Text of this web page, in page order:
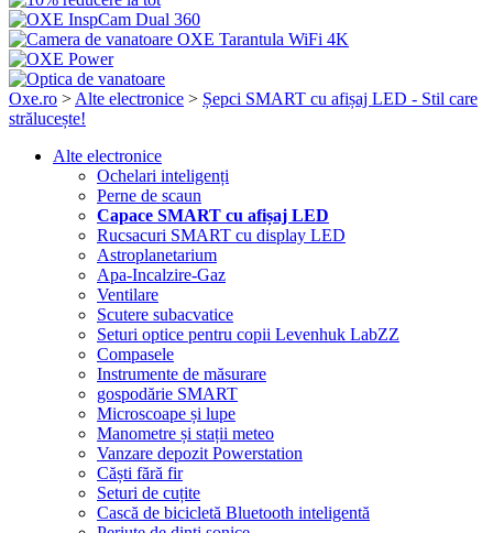
Oxe.ro > Alte electronice > Șepci SMART cu afișaj LED - Stil care
strălucește!
Alte electronice
Ochelari inteligenți
Perne de scaun
Capace SMART cu afișaj LED
Rucsacuri SMART cu display LED
Astroplanetarium
Apa-Incalzire-Gaz
Ventilare
Scutere subacvatice
Seturi optice pentru copii Levenhuk LabZZ
Compasele
Instrumente de măsurare
gospodărie SMART
Microscoape și lupe
Manometre și stații meteo
Vanzare depozit Powerstation
Căști fără fir
Seturi de cuțite
Cască de bicicletă Bluetooth inteligentă